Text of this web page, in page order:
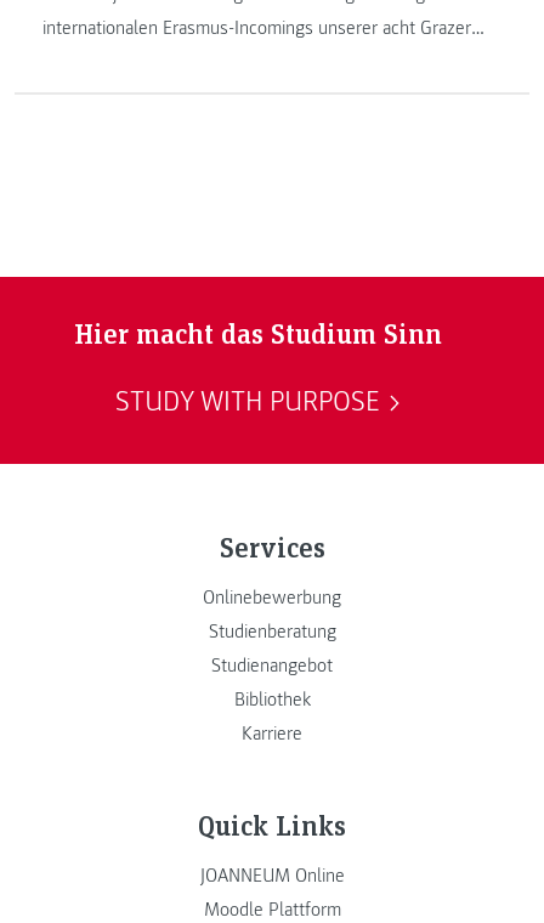
internationalen Erasmus-Incomings unserer acht Grazer
Hier macht das Studium Sinn
STUDY WITH PURPOSE
Services
Onlinebewerbung
Studienberatung
Studienangebot
Bibliothek
Karriere
Quick Links
JOANNEUM Online
Moodle Plattform